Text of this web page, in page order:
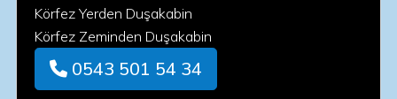
Körfez Yerden Duşakabin
Körfez Zeminden Duşakabin
0543 501 54 34